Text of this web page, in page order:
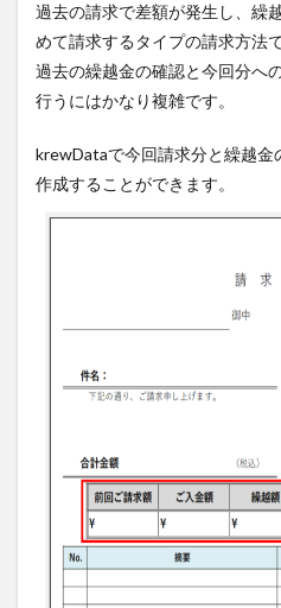
過去の請求で差額が発生し、繰
めて請求するタイプの請求方法で
過去の繰越金の確認と今回分へ
行うにはかなり複雑です。
krewDataで今回請求分と繰越金
作成することができます。